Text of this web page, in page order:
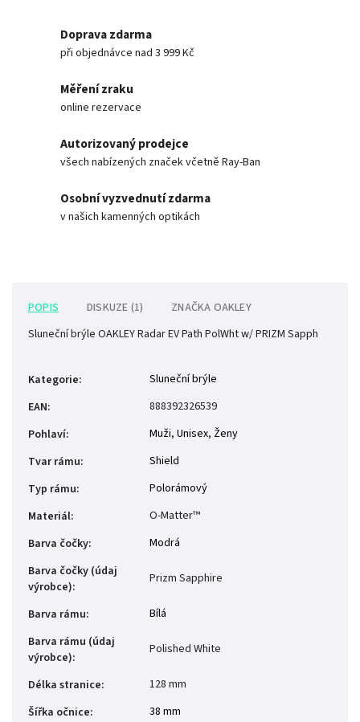
Doprava zdarma
při objednávce nad 3 999 Kč
Měření zraku
online rezervace
Autorizovaný prodejce
všech nabízených značek včetně Ray-Ban
Osobní vyzvednutí zdarma
v našich kamenných optikách
POPIS DISKUZE (1) ZNAČKA OAKLEY
Sluneční brýle OAKLEY Radar EV Path PolWht w/ PRIZM Sapph
Kategorie:
Sluneční brýle
EAN:
888392326539
Pohlaví: Muži, Unisex, Ženy
Tvar rámu:
Shield
Typ rámu:
Polorámový
Materiál:
O-Matter™
Barva čočky:
Modrá
Barva čočky (údaj
výrobce):
Prizm Sapphire
Barva rámu:
Bílá
Barva rámu (údaj
výrobce):
Polished White
Délka stranice:
128 mm
Šířka očnice:
38 mm